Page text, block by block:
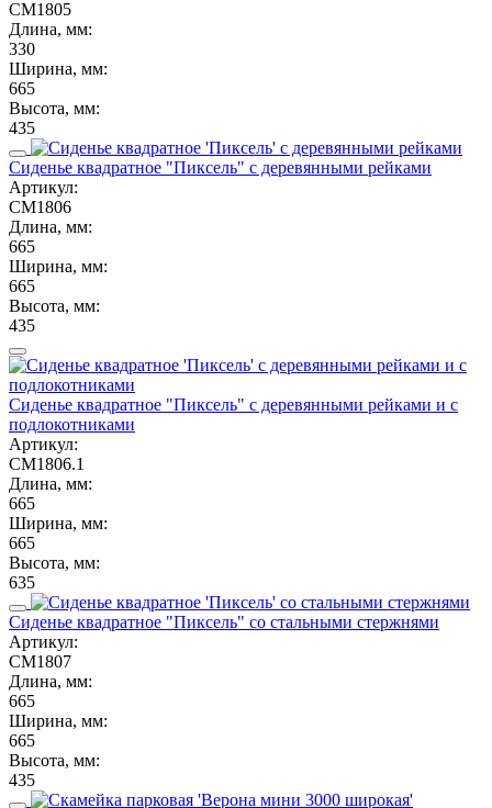
СМ1805
Длина, мм:
330
Ширина, мм:
665
Высота, мм:
435
Сиденье квадратное "Пиксель" с деревянными рейками
Артикул:
СМ1806
Длина, мм:
665
Ширина, мм:
665
Высота, мм:
435
Сиденье квадратное "Пиксель" с деревянными рейками и с
подлокотниками
Артикул:
СМ1806.1
Длина, мм:
665
Ширина, мм:
665
Высота, мм:
635
Сиденье квадратное "Пиксель" со стальными стержнями
Артикул:
СМ1807
Длина, мм:
665
Ширина, мм:
665
Высота, мм:
435